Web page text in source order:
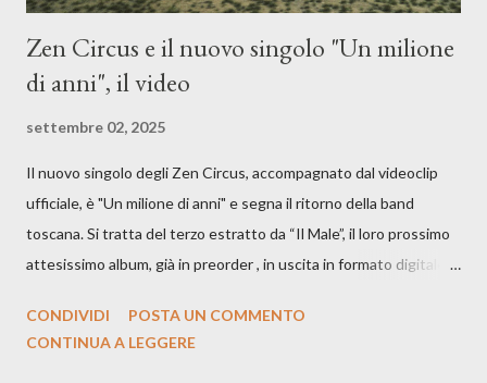
Zen Circus e il nuovo singolo "Un milione
di anni", il video
settembre 02, 2025
Il nuovo singolo degli Zen Circus, accompagnato dal videoclip
ufficiale, è "Un milione di anni" e segna il ritorno della band
toscana. Si tratta del terzo estratto da “Il Male”, il loro prossimo
attesissimo album, già in preorder , in uscita in formato digitale il
Records. GUARDA IL VIDEO: CREDITI Produced by A71
CONDIVIDI
POSTA UN COMMENTO
CONTINUA A LEGGERE